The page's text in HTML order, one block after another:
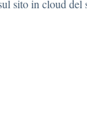
sito in cloud